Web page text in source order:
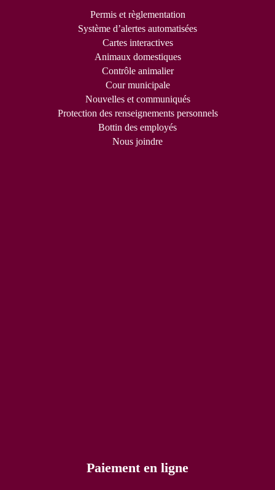
Permis et règlementation
Système d’alertes automatisées
Cartes interactives
Animaux domestiques
Contrôle animalier
Cour municipale
Nouvelles et communiqués
Protection des renseignements personnels
Bottin des employés
Nous joindre
Paiement en ligne